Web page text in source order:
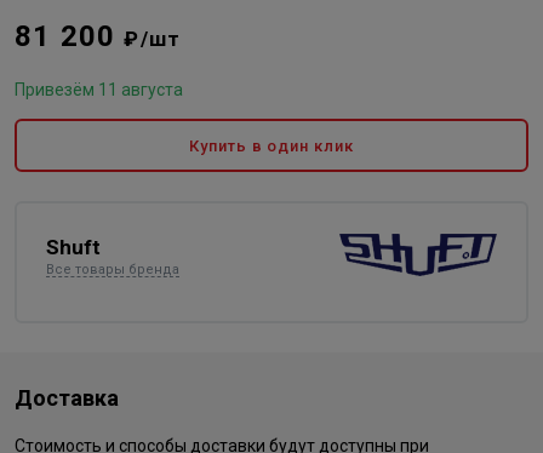
81 200₽/шт
Привезём 11 августа
Купить в один клик
Shuft
Все товары бренда
Доставка
Стоимость и способы доставки будут доступны при